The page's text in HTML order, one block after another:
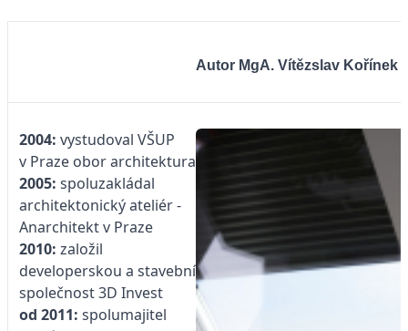
Autor MgA. Vítězslav Kořínek
2004: vystudoval VŠUP
v Praze obor ­architektura
2005: spoluzakládal
architektonický ateliér ­
Anarchitekt ­v ­Praze
2010: založil
developerskou a stavební
společnost 3D ­Invest
od 2011: spolumajitel